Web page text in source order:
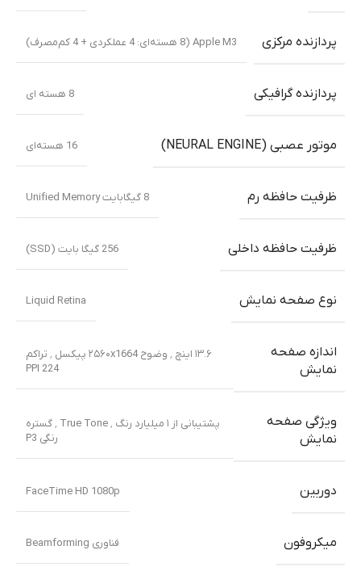
پردازنده مرکزی Apple M3 (8 هسته‌ای: 4 عملکردی + 4 کم‌مصرف)
پردازنده گرافیکی 8 هسته ای
موتور عصبی (NEURAL ENGINE) 16 هسته‌ای
ظرفیت حافظه رم 8 گیگابایت Unified Memory
ظرفیت حافظه داخلی 256 گیگا بایت (SSD)
نوع صفحه نمایش Liquid Retina
اندازه صفحه
نمایش
۱۳.۶ اینچ ٬ وضوح ۲۵۶۰x1664 پیکسل ٬ تراکم
PPI 224
ویژگی صفحه
نمایش
پشتیبانی از ۱ میلیارد رنگ ٬ True Tone ٬ گستره
رنگی P3
دوربین FaceTime HD 1080p
میکروفون فناوری Beamforming